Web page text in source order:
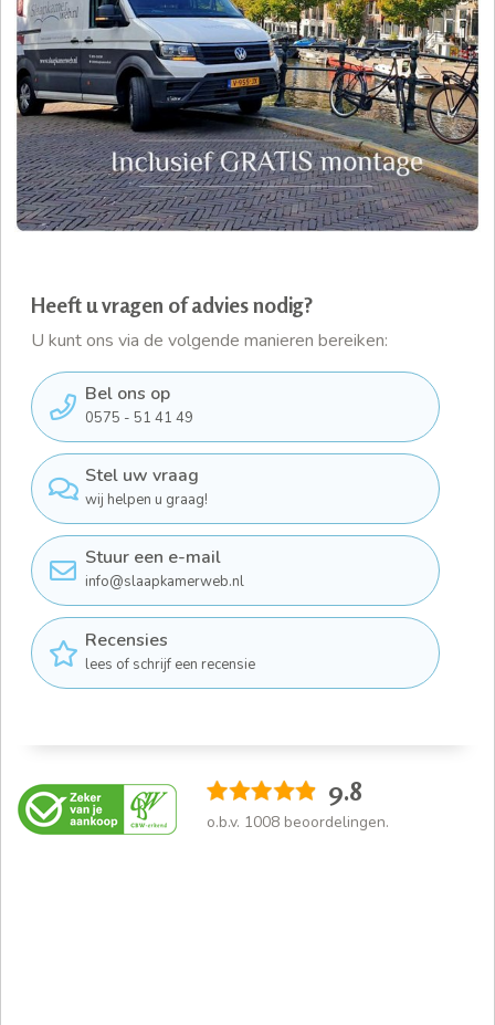
Heeft u vragen of advies nodig?
U kunt ons via de volgende manieren bereiken:
Bel ons op
0575 - 51 41 49
Stel uw vraag
wij helpen u graag!
Stuur een e-mail
info@slaapkamerweb.nl
Recensies
lees of schrijf een recensie
9.8
o.b.v. 1008 beoordelingen.